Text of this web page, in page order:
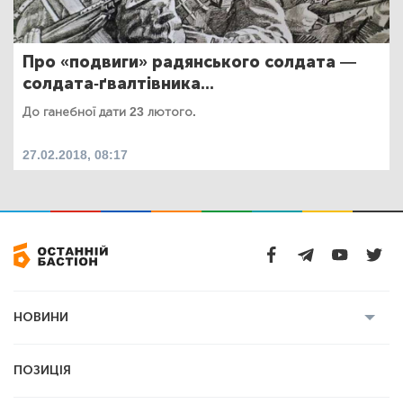
Про «подвиги» радянського солдата —
солдата-ґвалтівника...
До ганебної дати 23 лютого.
27.02.2018, 08:17
НОВИНИ
ПОЗИЦІЯ